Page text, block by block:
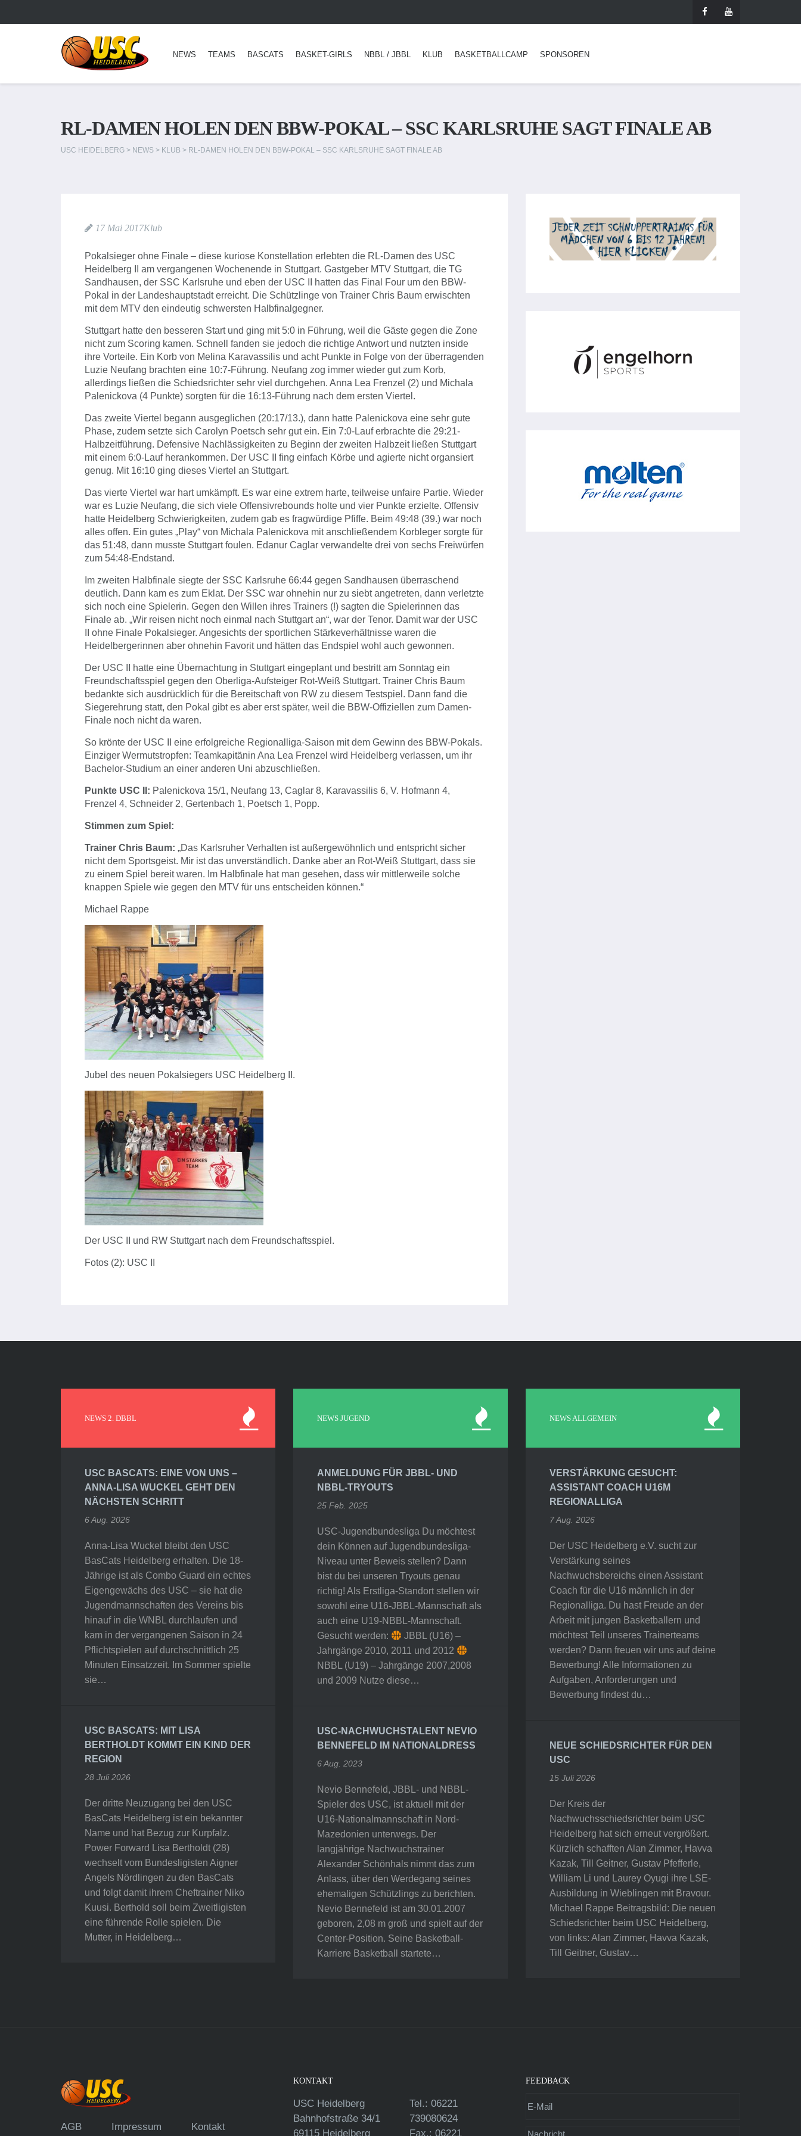
NEWS TEAMS BASCATS BASKET-GIRLS NBBL / JBBL KLUB BASKETBALLCAMP SPONSOREN
RL-DAMEN HOLEN DEN BBW-POKAL – SSC KARLSRUHE SAGT FINALE AB
USC HEIDELBERG > NEWS > KLUB > RL-DAMEN HOLEN DEN BBW-POKAL – SSC KARLSRUHE SAGT FINALE AB
17 Mai 2017Klub
Pokalsieger ohne Finale – diese kuriose Konstellation erlebten die RL-Damen des USC
Heidelberg II am vergangenen Wochenende in Stuttgart. Gastgeber MTV Stuttgart, die TG
Sandhausen, der SSC Karlsruhe und eben der USC II hatten das Final Four um den BBW-
Pokal in der Landeshauptstadt erreicht. Die Schützlinge von Trainer Chris Baum erwischten
mit dem MTV den eindeutig schwersten Halbfinalgegner.
Stuttgart hatte den besseren Start und ging mit 5:0 in Führung, weil die Gäste gegen die Zone
nicht zum Scoring kamen. Schnell fanden sie jedoch die richtige Antwort und nutzten inside
ihre Vorteile. Ein Korb von Melina Karavassilis und acht Punkte in Folge von der überragenden
Luzie Neufang brachten eine 10:7-Führung. Neufang zog immer wieder gut zum Korb,
allerdings ließen die Schiedsrichter sehr viel durchgehen. Anna Lea Frenzel (2) und Michala
Palenickova (4 Punkte) sorgten für die 16:13-Führung nach dem ersten Viertel.
Das zweite Viertel begann ausgeglichen (20:17/13.), dann hatte Palenickova eine sehr gute
Phase, zudem setzte sich Carolyn Poetsch sehr gut ein. Ein 7:0-Lauf erbrachte die 29:21-
Halbzeitführung. Defensive Nachlässigkeiten zu Beginn der zweiten Halbzeit ließen Stuttgart
mit einem 6:0-Lauf herankommen. Der USC II fing einfach Körbe und agierte nicht organsiert
genug. Mit 16:10 ging dieses Viertel an Stuttgart.
Das vierte Viertel war hart umkämpft. Es war eine extrem harte, teilweise unfaire Partie. Wieder
war es Luzie Neufang, die sich viele Offensivrebounds holte und vier Punkte erzielte. Offensiv
hatte Heidelberg Schwierigkeiten, zudem gab es fragwürdige Pfiffe. Beim 49:48 (39.) war noch
alles offen. Ein gutes „Play“ von Michala Palenickova mit anschließendem Korbleger sorgte für
das 51:48, dann musste Stuttgart foulen. Edanur Caglar verwandelte drei von sechs Freiwürfen
zum 54:48-Endstand.
Im zweiten Halbfinale siegte der SSC Karlsruhe 66:44 gegen Sandhausen überraschend
deutlich. Dann kam es zum Eklat. Der SSC war ohnehin nur zu siebt angetreten, dann verletzte
sich noch eine Spielerin. Gegen den Willen ihres Trainers (!) sagten die Spielerinnen das
Finale ab. „Wir reisen nicht noch einmal nach Stuttgart an“, war der Tenor. Damit war der USC
II ohne Finale Pokalsieger. Angesichts der sportlichen Stärkeverhältnisse waren die
Heidelbergerinnen aber ohnehin Favorit und hätten das Endspiel wohl auch gewonnen.
Der USC II hatte eine Übernachtung in Stuttgart eingeplant und bestritt am Sonntag ein
Freundschaftsspiel gegen den Oberliga-Aufsteiger Rot-Weiß Stuttgart. Trainer Chris Baum
bedankte sich ausdrücklich für die Bereitschaft von RW zu diesem Testspiel. Dann fand die
Siegerehrung statt, den Pokal gibt es aber erst später, weil die BBW-Offiziellen zum Damen-
Finale noch nicht da waren.
So krönte der USC II eine erfolgreiche Regionalliga-Saison mit dem Gewinn des BBW-Pokals.
Einziger Wermutstropfen: Teamkapitänin Ana Lea Frenzel wird Heidelberg verlassen, um ihr
Bachelor-Studium an einer anderen Uni abzuschließen.
Punkte USC II: Palenickova 15/1, Neufang 13, Caglar 8, Karavassilis 6, V. Hofmann 4,
Frenzel 4, Schneider 2, Gertenbach 1, Poetsch 1, Popp.
Stimmen zum Spiel:
Trainer Chris Baum: „Das Karlsruher Verhalten ist außergewöhnlich und entspricht sicher
nicht dem Sportsgeist. Mir ist das unverständlich. Danke aber an Rot-Weiß Stuttgart, dass sie
zu einem Spiel bereit waren. Im Halbfinale hat man gesehen, dass wir mittlerweile solche
knappen Spiele wie gegen den MTV für uns entscheiden können.“
Michael Rappe
Jubel des neuen Pokalsiegers USC Heidelberg II.
Der USC II und RW Stuttgart nach dem Freundschaftsspiel.
Fotos (2): USC II
NEWS 2. DBBL
USC BASCATS: EINE VON UNS –
ANNA-LISA WUCKEL GEHT DEN
NÄCHSTEN SCHRITT
6 Aug. 2026
Anna-Lisa Wuckel bleibt den USC
BasCats Heidelberg erhalten. Die 18-
Jährige ist als Combo Guard ein echtes
Eigengewächs des USC – sie hat die
Jugendmannschaften des Vereins bis
hinauf in die WNBL durchlaufen und
kam in der vergangenen Saison in 24
Pflichtspielen auf durchschnittlich 25
Minuten Einsatzzeit. Im Sommer spielte
sie…
USC BASCATS: MIT LISA
BERTHOLDT KOMMT EIN KIND DER
REGION
28 Juli 2026
Der dritte Neuzugang bei den USC
BasCats Heidelberg ist ein bekannter
Name und hat Bezug zur Kurpfalz.
Power Forward Lisa Bertholdt (28)
wechselt vom Bundesligisten Aigner
Angels Nördlingen zu den BasCats
und folgt damit ihrem Cheftrainer Niko
Kuusi. Berthold soll beim Zweitligisten
eine führende Rolle spielen. Die
Mutter, in Heidelberg…
NEWS JUGEND
ANMELDUNG FÜR JBBL- UND
NBBL-TRYOUTS
25 Feb. 2025
USC-Jugendbundesliga Du möchtest
dein Können auf Jugendbundesliga-
Niveau unter Beweis stellen? Dann
bist du bei unseren Tryouts genau
richtig! Als Erstliga-Standort stellen wir
sowohl eine U16-JBBL-Mannschaft als
auch eine U19-NBBL-Mannschaft.
Gesucht werden:
JBBL (U16) –
Jahrgänge 2010, 2011 und 2012
NBBL (U19) – Jahrgänge 2007,2008
und 2009 Nutze diese…
USC-NACHWUCHSTALENT NEVIO
BENNEFELD IM NATIONALDRESS
6 Aug. 2023
Nevio Bennefeld, JBBL- und NBBL-
Spieler des USC, ist aktuell mit der
U16-Nationalmannschaft in Nord-
Mazedonien unterwegs. Der
langjährige Nachwuchstrainer
Alexander Schönhals nimmt das zum
Anlass, über den Werdegang seines
ehemaligen Schützlings zu berichten.
Nevio Bennefeld ist am 30.01.2007
geboren, 2,08 m groß und spielt auf der
Center-Position. Seine Basketball-
Karriere Basketball startete…
NEWS ALLGEMEIN
VERSTÄRKUNG GESUCHT:
ASSISTANT COACH U16M
REGIONALLIGA
7 Aug. 2026
Der USC Heidelberg e.V. sucht zur
Verstärkung seines
Nachwuchsbereichs einen Assistant
Coach für die U16 männlich in der
Regionalliga. Du hast Freude an der
Arbeit mit jungen Basketballern und
möchtest Teil unseres Trainerteams
werden? Dann freuen wir uns auf deine
Bewerbung! Alle Informationen zu
Aufgaben, Anforderungen und
Bewerbung findest du…
NEUE SCHIEDSRICHTER FÜR DEN
USC
15 Juli 2026
Der Kreis der
Nachwuchsschiedsrichter beim USC
Heidelberg hat sich erneut vergrößert.
Kürzlich schafften Alan Zimmer, Havva
Kazak, Till Geitner, Gustav Pfefferle,
William Li und Laurey Oyugi ihre LSE-
Ausbildung in Wieblingen mit Bravour.
Michael Rappe Beitragsbild: Die neuen
Schiedsrichter beim USC Heidelberg,
von links: Alan Zimmer, Havva Kazak,
Till Geitner, Gustav…
AGB Impressum Kontakt
KONTAKT
USC Heidelberg
Bahnhofstraße 34/1
69115 Heidelberg
Tel.: 06221
739080624
Fax.: 06221
FEEDBACK